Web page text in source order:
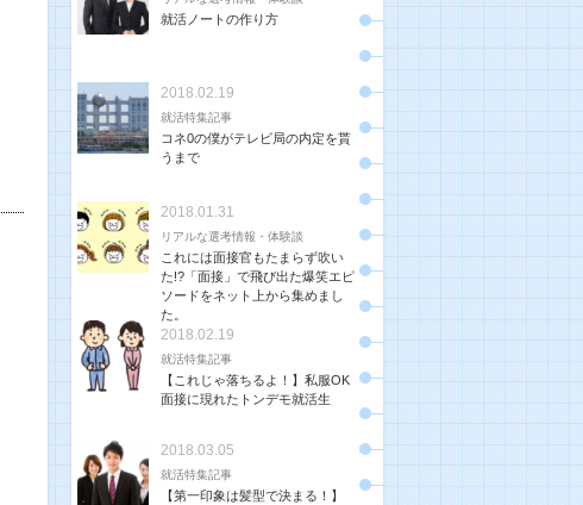
就活ノートの作り方
2018.02.19
就活特集記事
コネ0の僕がテレビ局の内定を貰
うまで
2018.01.31
リアルな選考情報・体験談
これには面接官もたまらず吹い
た!?「面接」で飛び出た爆笑エピ
ソードをネット上から集めまし
た。
2018.02.19
就活特集記事
【これじゃ落ちるよ！】私服OK
面接に現れたトンデモ就活生
2018.03.05
就活特集記事
【第一印象は髪型で決まる！】